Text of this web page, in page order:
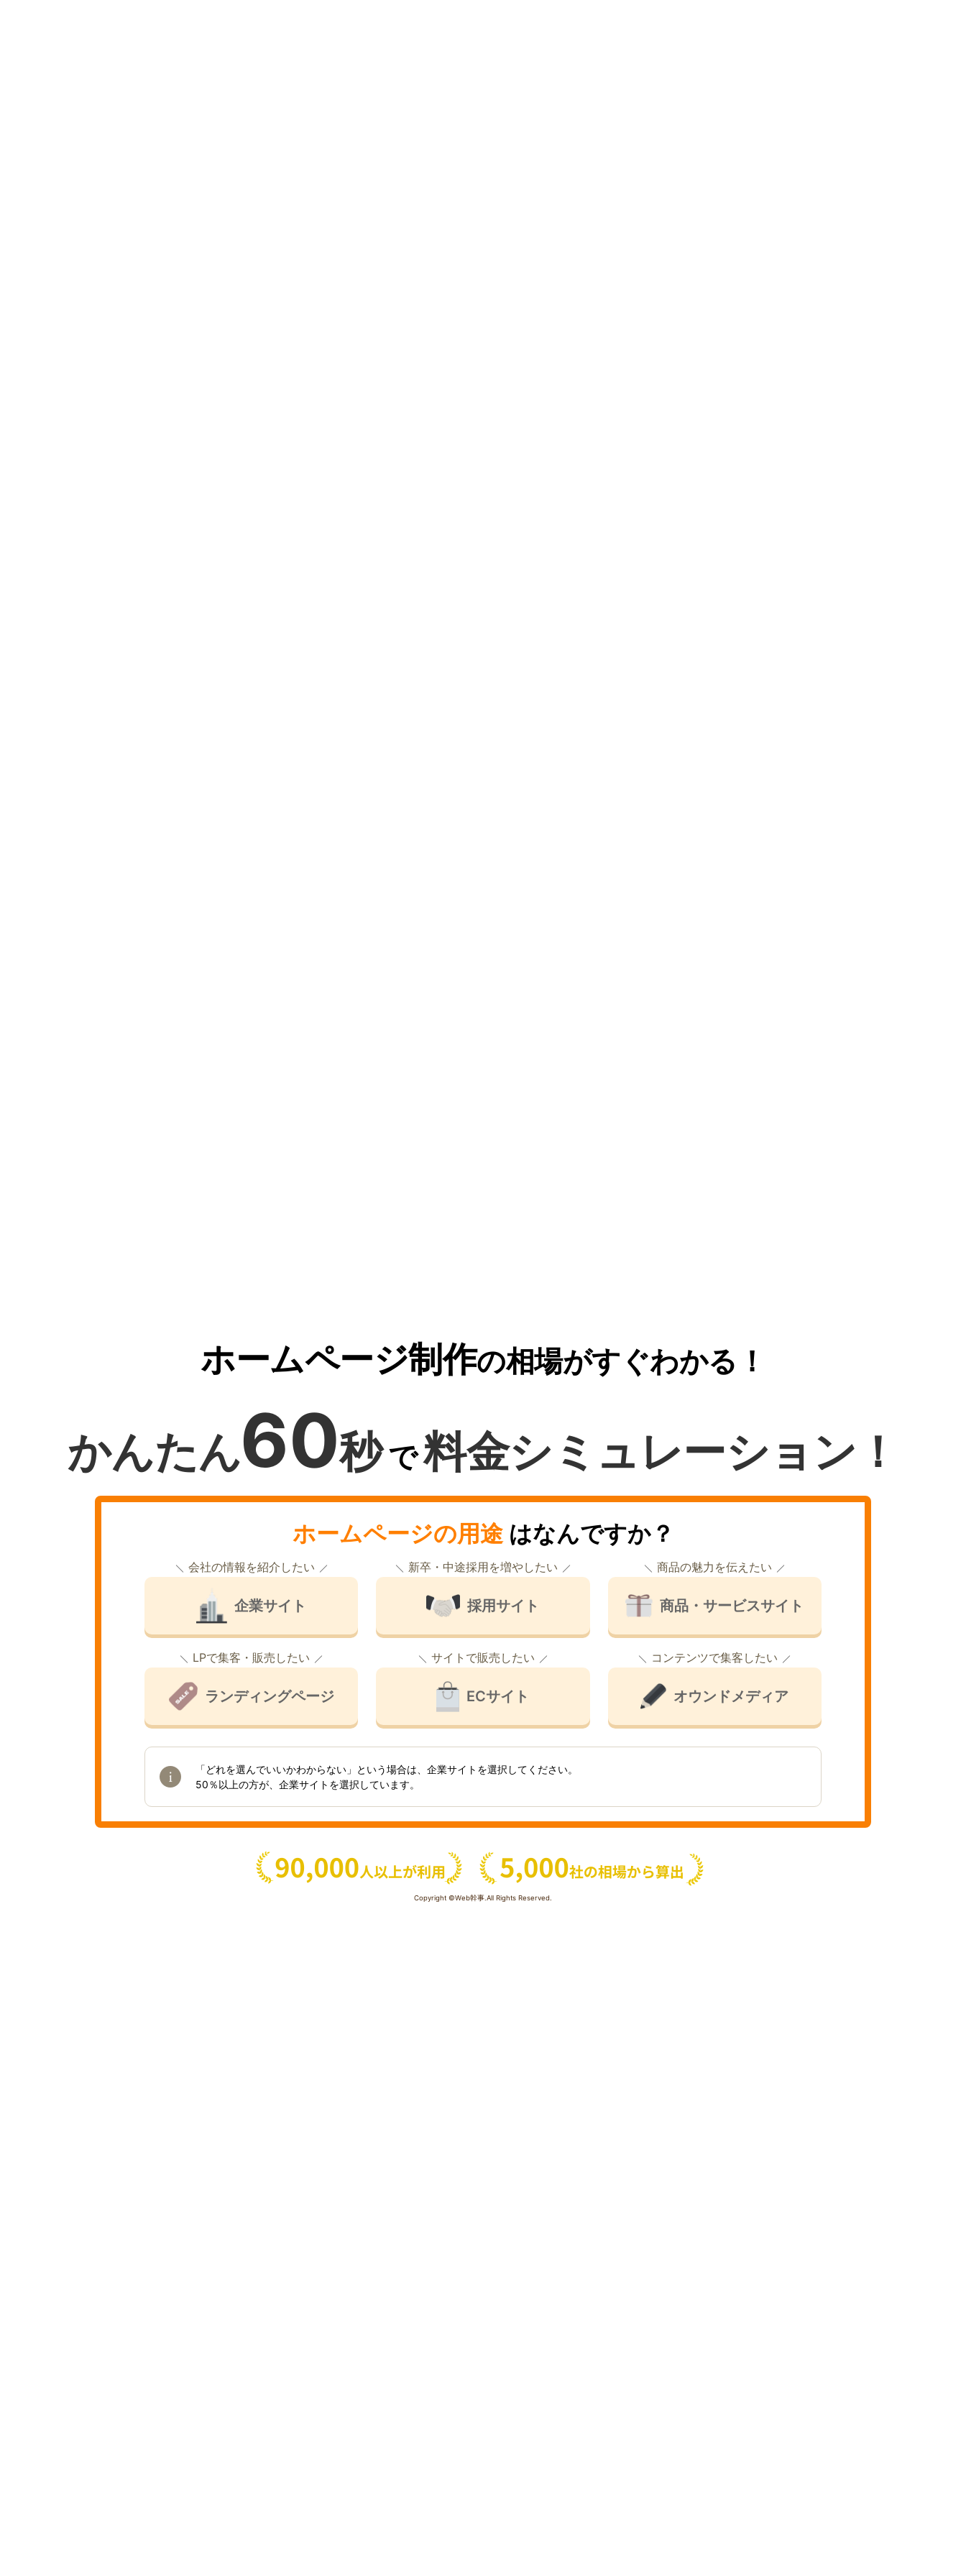
ホームページ制作の相場がすぐわかる！
かんたん60秒で料金シミュレーション！
ホームページの用途はなんですか？
会社の情報を紹介したい
企業サイト
新卒・中途採用を増やしたい
採用サイト
商品の魅力を伝えたい
商品・サービスサイト
LPで集客・販売したい
ランディングページ
サイトで販売したい
ECサイト
コンテンツで集客したい
オウンドメディア
「どれを選んでいいかわからない」という場合は、企業サイトを選択してください。
50％以上の方が、企業サイトを選択しています。
Copyright ©Web幹事.All Rights Reserved.